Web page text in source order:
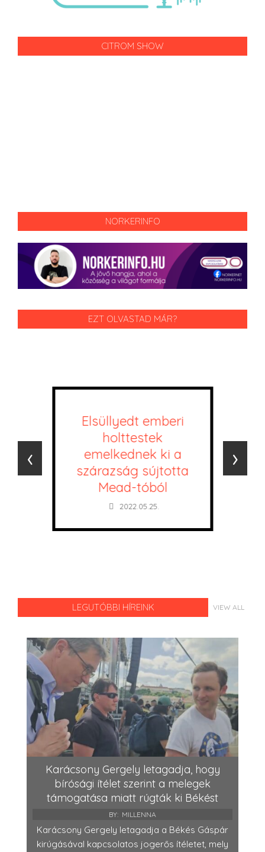
CITROM SHOW
NORKERINFO
EZT OLVASTAD MÁR?
Elsüllyedt emberi
holttestek
emelkednek ki a
szárazság sújtotta
Mead-tóból
2022.05.25.
‹ ›
LEGUTÓBBI HÍREINK VIEW ALL
Karácsony Gergely letagadja, hogy
bírósági ítélet szerint a melegek
támogatása miatt rúgták ki Békést
BY: MILLENNA
Karácsony Gergely letagadja a Békés Gáspár
kirúgásával kapcsolatos jogerős ítéletet, mely